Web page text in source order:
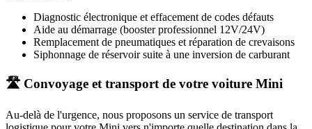
Diagnostic électronique et effacement de codes défauts
Aide au démarrage (booster professionnel 12V/24V)
Remplacement de pneumatiques et réparation de crevaisons
Siphonnage de réservoir suite à une inversion de carburant
🛣️ Convoyage et transport de votre voiture Mini
Au-delà de l'urgence, nous proposons un service de transport